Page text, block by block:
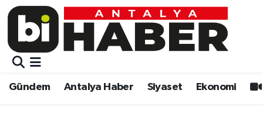
Gündem Antalya Haber Siyaset Ekonomi
Gündem
Siyaset
Gündem
Siyaset
Muratpaşa Nöbetçi Eczaneler
Muratpaşa Trafik Yoğunluk Haritası